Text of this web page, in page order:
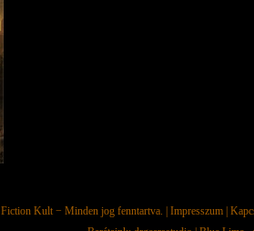
Fiction Kult − Minden jog fenntartva. | Impresszum